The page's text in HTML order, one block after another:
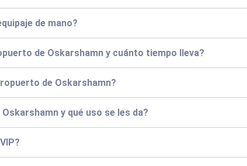
de mano?
de Oskarshamn y cuánto tiempo lleva?
de Oskarshamn?
y qué uso se les da?